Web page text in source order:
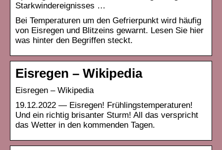
Starkwindereignisses …
Bei Temperaturen um den Gefrierpunkt wird häufig
von Eisregen und Blitzeins gewarnt. Lesen Sie hier
was hinter den Begriffen steckt.
Eisregen – Wikipedia
Eisregen – Wikipedia
19.12.2022 — Eisregen! Frühlingstemperaturen!
Und ein richtig brisanter Sturm! All das verspricht
das Wetter in den kommenden Tagen.